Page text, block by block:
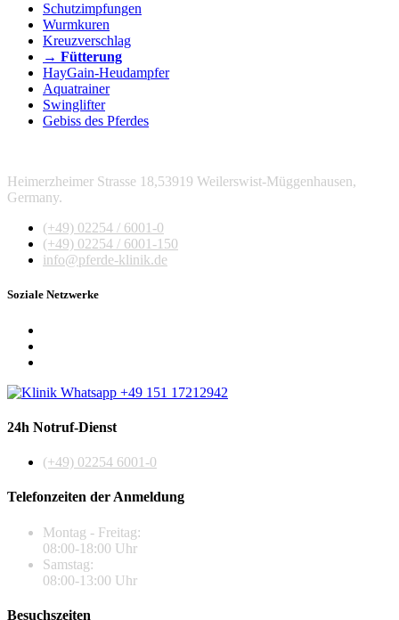
Schutzimpfungen
Wurmkuren
Kreuzverschlag
→ Fütterung
HayGain-Heudampfer
Aquatrainer
Swinglifter
Gebiss des Pferdes
Heimerzheimer Strasse 18,53919 Weilerswist-Müggenhausen,
Germany.
(+49) 02254 / 6001-0
(+49) 02254 / 6001-150
info@pferde-klinik.de
Soziale Netzwerke
24h Notruf-Dienst
(+49) 02254 6001-0
Telefonzeiten der Anmeldung
Montag - Freitag:
08:00-18:00 Uhr
Samstag:
08:00-13:00 Uhr
Besuchszeiten